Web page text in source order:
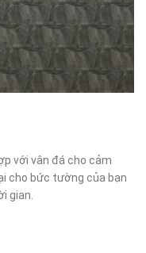
với vân đá cho cảm
cho bức tường của bạn
gian.